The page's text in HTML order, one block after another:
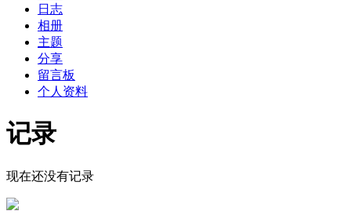
日志
相册
主题
分享
留言板
个人资料
记录
现在还没有记录